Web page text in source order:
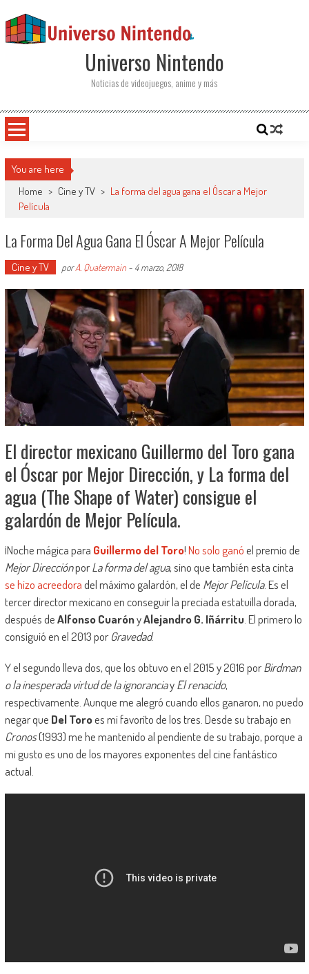
Universo Nintendo
Noticias de videojuegos, anime y más
You are here
Home > Cine y TV > La forma del agua gana el Óscar a Mejor
Película
La Forma Del Agua Gana El Óscar A Mejor Película
Cine y TV porA. Quatermain- 4 marzo, 2018
El director mexicano Guillermo del Toro gana
el Óscar por Mejor Dirección, y La forma del
agua (The Shape of Water) consigue el
galardón de Mejor Película.
¡Noche mágica para Guillermo del Toro!No solo ganóel premio de
Mejor DirecciónporLa forma del agua, sino que también esta cinta
se hizo acreedoradel máximo galardón, el de Mejor Película. Es el
tercer director mexicano en conseguir la preciada estatuilla dorada,
después deAlfonso CuarónyAlejandro G. Iñárritu. El primero lo
consiguió en el 2013 porGravedad.
Y el segundo lleva dos, que los obtuvo en el 2015 y 2016 porBirdman
o la inesperada virtud de la ignoranciayEl renacido,
respectivamente. Aunque me alegró cuando ellos ganaron, no puedo
negar que Del Toroes mi favorito de los tres. Desde su trabajo en
Cronos(1993) me he mantenido al pendiente de su trabajo, porque a
mi gusto es uno de los mayores exponentes del cine fantástico
actual.